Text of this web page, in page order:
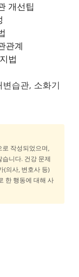
개선팁
관계
법
습관, 소화기
로 작성되었으며,
니다. 건강 문제
(의사, 변호사 등)
한 행동에 대해 사